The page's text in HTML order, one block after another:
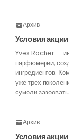
Архив
Условия акции
Yves Rocher —
парфюмерии,
ингредиентов.
уже трех
сумели
Архив
Условия акции